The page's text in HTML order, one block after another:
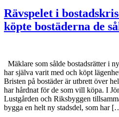
Rävspelet i
köpte bostäderna de
Mäklare som sålde bostadsrätter i
har själva varit med och köpt
Bristen på bostäder är utbrett över
har hårdnat för de som vill köpa. I
Lustgården och Riksbyggen
bygga en helt ny stadsdel, som har